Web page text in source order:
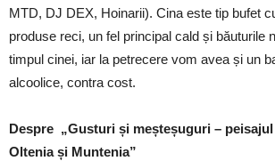
MTD, DJ DEX, Hoinarii). Cina este tip bufet
produse reci, un fel principal cald și băuturile
timpul cinei, iar la petrecere vom avea și un
alcoolice, contra cost.
Despre „Gusturi și meșteșuguri –
Oltenia și Muntenia”